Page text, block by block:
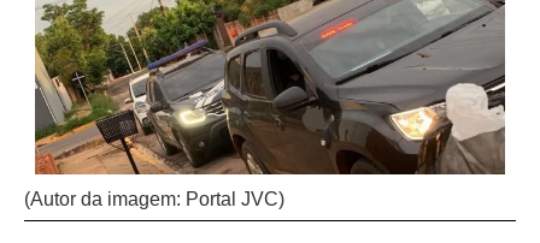
(Autor da imagem: Portal JVC)